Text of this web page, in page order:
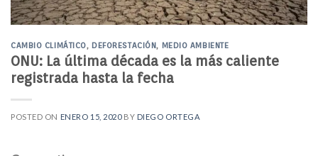
CAMBIO CLIMÁTICO,DEFORESTACIÓN, MEDIO AMBIENTE
ONU: La última década es la más caliente
registrada hasta la fecha
POSTED ON ENERO 15, 2020BY DIEGO ORTEGA